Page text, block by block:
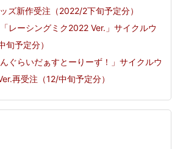
ズ新作受注（2022/2下旬予定分）
レーシングミク2022 Ver.」サイクルウ
旬予定分）
ぐらいだぁすとーりーず！」サイクルウ
再受注（12/中旬予定分）